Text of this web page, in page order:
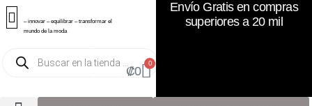
– innovar – equilibrar – transformar el
mundo de la moda
₡0
0
Envío Gratis en compras
superiores a 20 mil